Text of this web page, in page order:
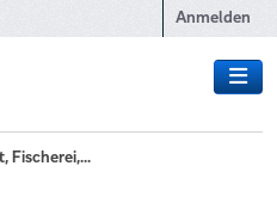
Anmelden
Fischerei,...